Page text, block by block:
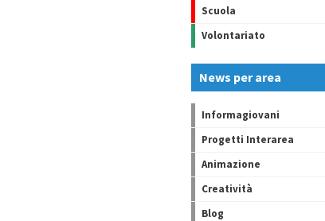
Scuola
Volontariato
News per area
Informagiovani
Progetti Interarea
Animazione
Creatività
Blog